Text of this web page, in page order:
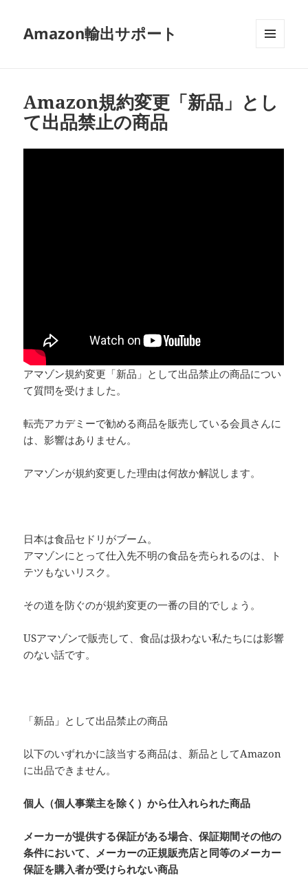
Amazon輸出サポート
Amazon規約変更「新品」とし
て出品禁止の商品
アマゾン規約変更「新品」として出品禁止の商品につい
て質問を受けました。
転売アカデミーで勧める商品を販売している会員さんに
は、影響はありません。
アマゾンが規約変更した理由は何故か解説します。
日本は食品セドリがブーム。
アマゾンにとって仕入先不明の食品を売られるのは、ト
テツもないリスク。
その道を防ぐのが規約変更の一番の目的でしょう。
USアマゾンで販売して、食品は扱わない私たちには影響
のない話です。
「新品」として出品禁止の商品
以下のいずれかに該当する商品は、新品としてAmazon
に出品できません。
個人（個人事業主を除く）から仕入れられた商品
メーカーが提供する保証がある場合、保証期間その他の
条件において、メーカーの正規販売店と同等のメーカー
保証を購入者が受けられない商品